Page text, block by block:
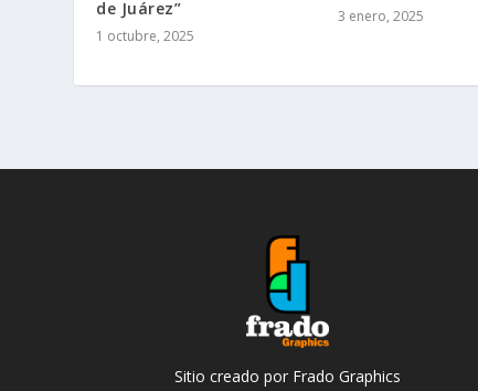
de Juárez”
1 octubre, 2025
3 enero, 2025
Sitio creado por Frado Graphics